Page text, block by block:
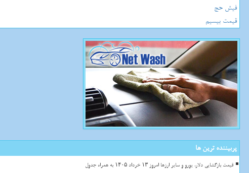
فیش حج
قیمت بیسیم
پربیننده ترین ها
قیمت بازگشایی دلار، یورو و سایر ارزها امروز ۱۳ خرداد ۱۴۰۵ به همراه جدول